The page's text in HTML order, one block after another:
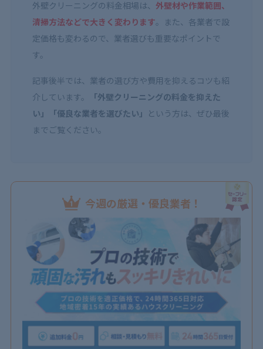
外壁クリーニングの料金相場は、 外壁材や作業範囲、
清掃方法などで大きく変わります。また、各業者で設
定価格も変わるので、業者選びも重要なポイントで
す。
記事後半では、業者の選び方や費用を抑えるコツも紹
介しています。
「外壁クリーニングの料金を抑えた
い」「優良な業者を選びたい」 という方は、ぜひ最後
までご覧ください。
今週の厳選・優良業者！